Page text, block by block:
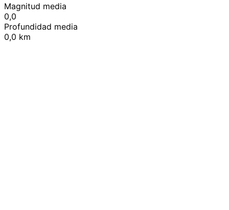
Magnitud media
0,0
Profundidad media
0,0 km